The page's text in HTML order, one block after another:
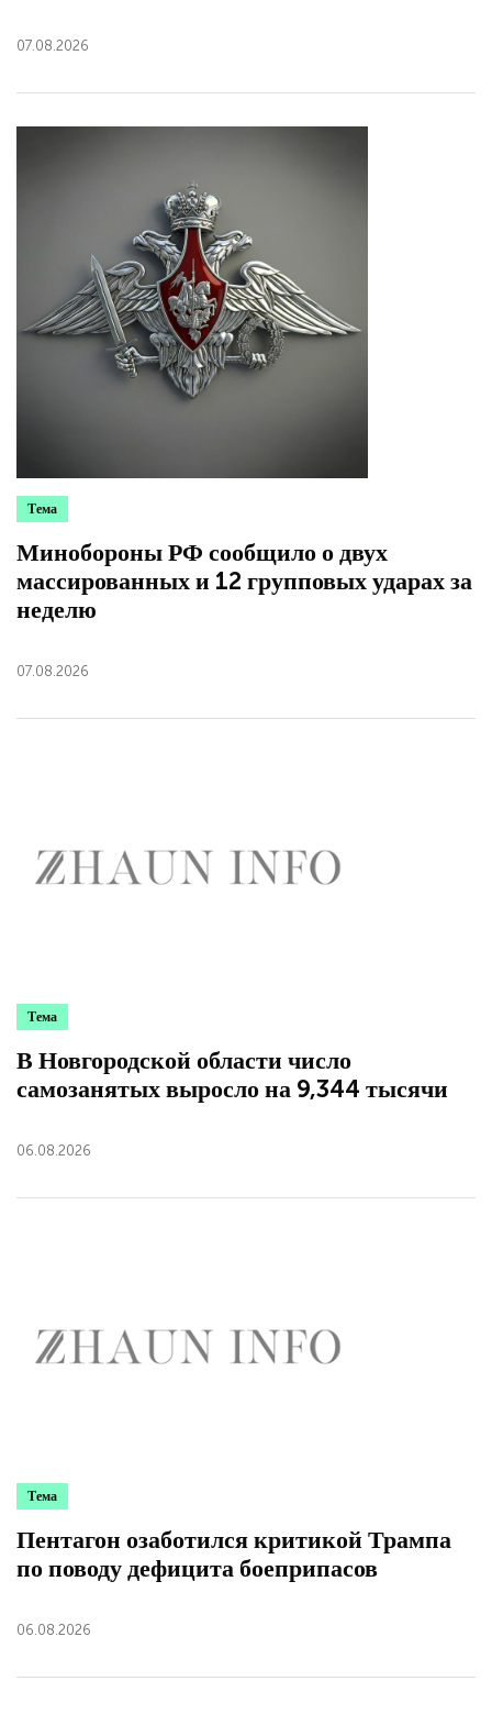
07.08.2026
Тема
Минобороны РФ сообщило о двух
массированных и 12 групповых ударах за
неделю
07.08.2026
Тема
В Новгородской области число
самозанятых выросло на 9,344 тысячи
06.08.2026
Тема
Пентагон озаботился критикой Трампа
по поводу дефицита боеприпасов
06.08.2026